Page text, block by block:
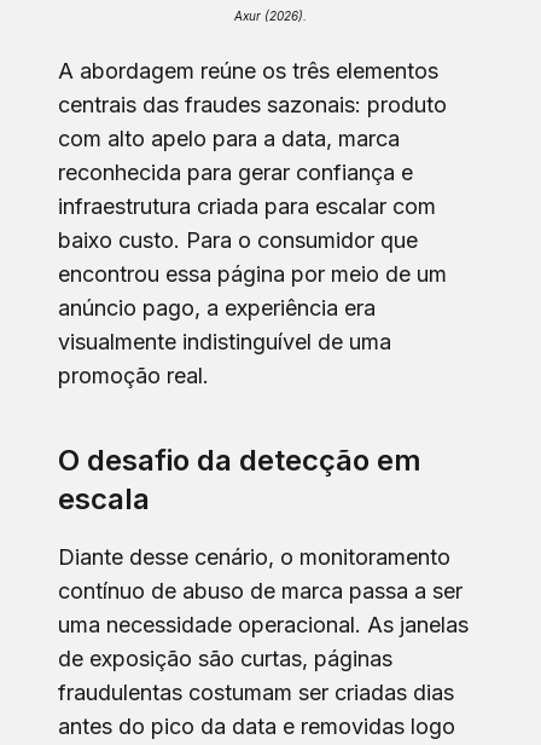
Axur (2026).
A abordagem reúne os três elementos
centrais das fraudes sazonais: produto
com alto apelo para a data, marca
reconhecida para gerar confiança e
infraestrutura criada para escalar com
baixo custo. Para o consumidor que
encontrou essa página por meio de um
anúncio pago, a experiência era
visualmente indistinguível de uma
promoção real.
O desafio da detecção em
escala
Diante desse cenário, o monitoramento
contínuo de abuso de marca passa a ser
uma necessidade operacional. As janelas
de exposição são curtas, páginas
fraudulentas costumam ser criadas dias
antes do pico da data e removidas logo